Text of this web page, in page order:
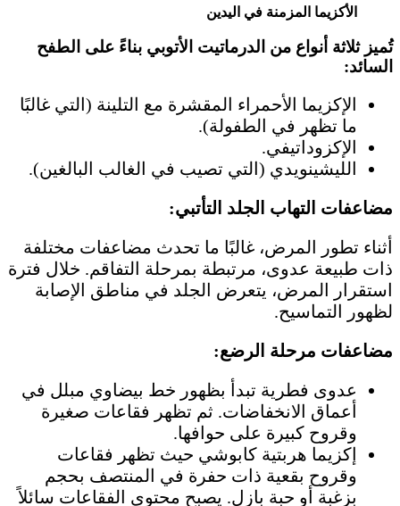
الأكزيما المزمنة في اليدين
تُميز ثلاثة أنواع من الدرماتيت الأتوبي بناءً على الطفح
السائد:
الإكزيما الأحمراء المقشرة مع التلينة (التي غالبًا
ما تظهر في الطفولة).
الإكزوداتيفي.
الليشينويدي (التي تصيب في الغالب البالغين).
مضاعفات التهاب الجلد التأتبي:
أثناء تطور المرض، غالبًا ما تحدث مضاعفات مختلفة
ذات طبيعة عدوى، مرتبطة بمرحلة التفاقم. خلال فترة
استقرار المرض، يتعرض الجلد في مناطق الإصابة
لظهور التماسيح.
مضاعفات مرحلة الرضع:
عدوى فطرية تبدأ بظهور خط بيضاوي مبلل في
أعماق الانخفاضات. ثم تظهر فقاعات صغيرة
وقروح كبيرة على حوافها.
إكزيما هربتية كابوشي حيث تظهر فقاعات
وقروح بقعية ذات حفرة في المنتصف بحجم
بزغبة أو حبة بازل. يصبح محتوى الفقاعات سائلاً